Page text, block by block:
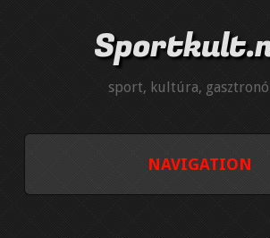
sport, kultúra,
NAVIGATION